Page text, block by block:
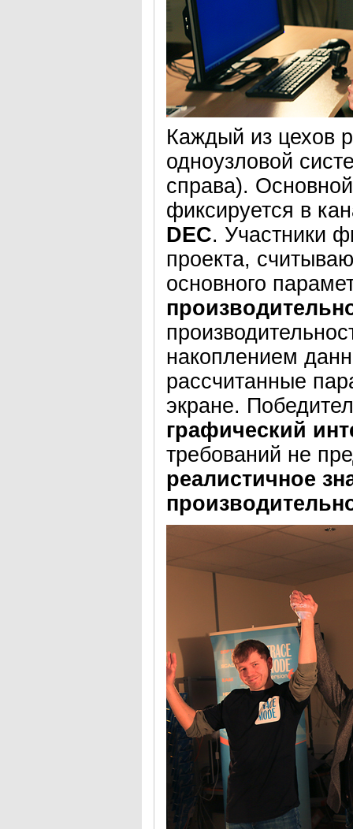
Каждый из цехов
одноузловой
справа).
фиксируется в
DEC. Участники
проекта,
основного
накоплением
рассчитанные
экране.
графический
требований не
реалистичное